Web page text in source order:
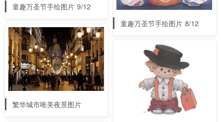
童趣万圣节手绘图片 9/12
童趣万圣节手绘图片 8/12
繁华城市唯美夜景图片